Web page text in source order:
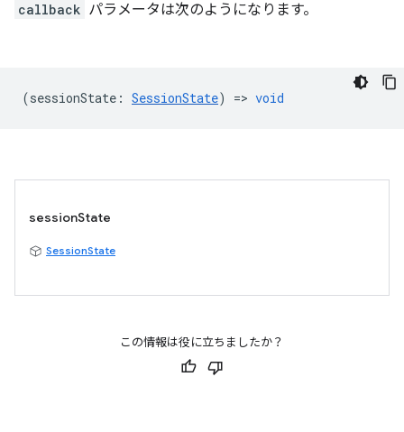
callback パラメータは次のようになります。
(sessionState : SessionState) => void
sessionState
SessionState
この情報は役に立ちましたか？